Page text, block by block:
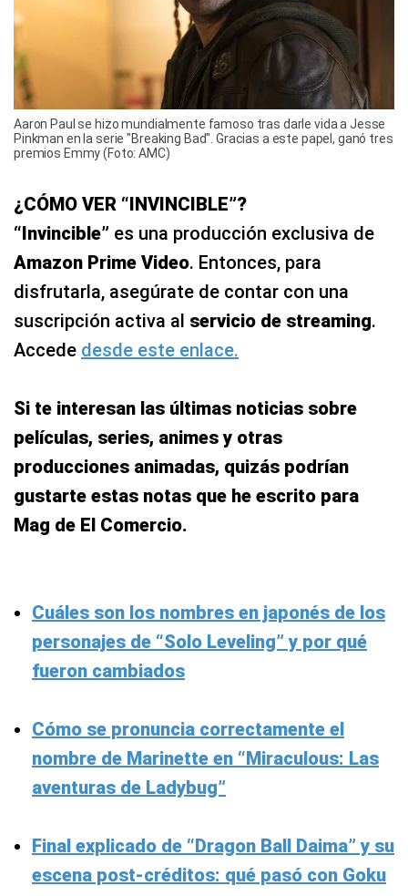
Aaron Paul se hizo mundialmente famoso tras darle vida a Jesse
Pinkman en la serie "Breaking Bad". Gracias a este papel, ganó tres
premios Emmy (Foto: AMC)
¿CÓMO VER “INVINCIBLE”?
“Invincible” es una producción exclusiva de
Amazon Prime Video. Entonces, para
disfrutarla, asegúrate de contar con una
suscripción activa al servicio de streaming.
Accede desde este enlace.
Si te interesan las últimas noticias sobre
películas, series, animes y otras
producciones animadas, quizás podrían
gustarte estas notas que he escrito para
Mag de El Comercio.
Cuáles son los nombres en japonés de los
personajes de “Solo Leveling” y por qué
fueron cambiados
Cómo se pronuncia correctamente el
nombre de Marinette en “Miraculous: Las
aventuras de Ladybug”
Final explicado de “Dragon Ball Daima” y su
escena post-créditos: qué pasó con Goku